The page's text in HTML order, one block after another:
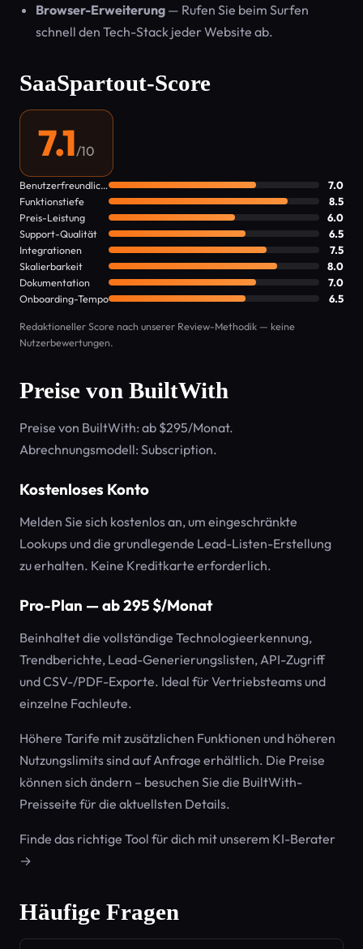
Browser-Erweiterung — Rufen Sie beim Surfen
schnell den Tech-Stack jeder Website ab.
SaaSpartout-Score
7.1/10
Benutzerfreundlichkeit
7.0
Funktionstiefe
8.5
Preis-Leistung
6.0
Support-Qualität
6.5
Integrationen
7.5
Skalierbarkeit
8.0
Dokumentation
7.0
Onboarding-Tempo
6.5
Redaktioneller Score nach unserer Review-Methodik — keine
Nutzerbewertungen.
Preise von BuiltWith
Preise von BuiltWith: ab $295/Monat.
Abrechnungsmodell: Subscription.
Kostenloses Konto
Melden Sie sich kostenlos an, um eingeschränkte
Lookups und die grundlegende Lead-Listen-Erstellung
zu erhalten. Keine Kreditkarte erforderlich.
Pro-Plan — ab 295 $/Monat
Beinhaltet die vollständige Technologieerkennung,
Trendberichte, Lead-Generierungslisten, API-Zugriff
und CSV-/PDF-Exporte. Ideal für Vertriebsteams und
einzelne Fachleute.
Höhere Tarife mit zusätzlichen Funktionen und höheren
Nutzungslimits sind auf Anfrage erhältlich. Die Preise
können sich ändern – besuchen Sie die BuiltWith-
Preisseite für die aktuellsten Details.
Finde das richtige Tool für dich mit unserem KI-Berater
→
Häufige Fragen